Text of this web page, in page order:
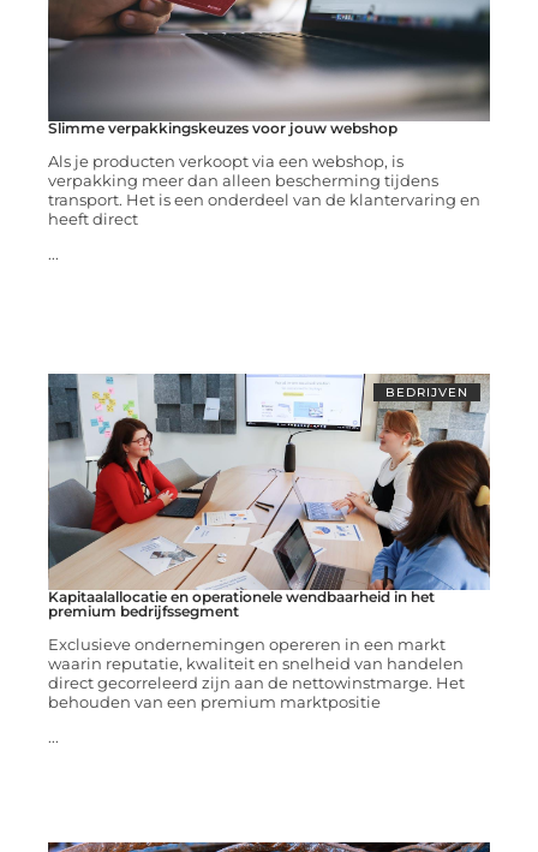
Slimme verpakkingskeuzes voor jouw webshop
Als je producten verkoopt via een webshop, is
verpakking meer dan alleen bescherming tijdens
transport. Het is een onderdeel van de klantervaring en
heeft direct
...
BEDRIJVEN
Kapitaalallocatie en operationele wendbaarheid in het
premium bedrijfssegment
Exclusieve ondernemingen opereren in een markt
waarin reputatie, kwaliteit en snelheid van handelen
direct gecorreleerd zijn aan de nettowinstmarge. Het
behouden van een premium marktpositie
...